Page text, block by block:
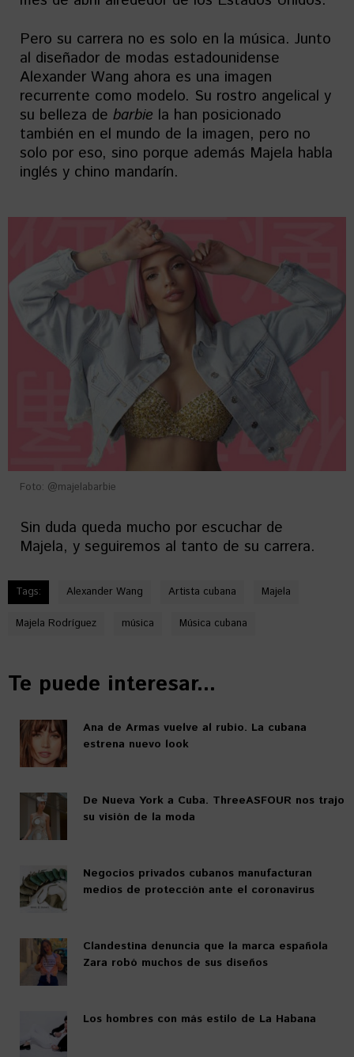
Pero su carrera no es solo en la música. Junto
al diseñador de modas estadounidense
Alexander Wang ahora es una imagen
recurrente como modelo. Su rostro angelical y
su belleza de barbie la han posicionado
también en el mundo de la imagen, pero no
solo por eso, sino porque además Majela habla
inglés y chino mandarín.
Foto: @majelabarbie
Sin duda queda mucho por escuchar de
Majela, y seguiremos al tanto de su carrera.
Tags: Alexander Wang Artista cubana Majela
Majela Rodríguez música Música cubana
Te puede interesar...
Ana de Armas vuelve al rubio. La cubana
estrena nuevo look
De Nueva York a Cuba. ThreeASFOUR nos trajo
su visión de la moda
Negocios privados cubanos manufacturan
medios de protección ante el coronavirus
Clandestina denuncia que la marca española
Zara robó muchos de sus diseños
Los hombres con más estilo de La Habana